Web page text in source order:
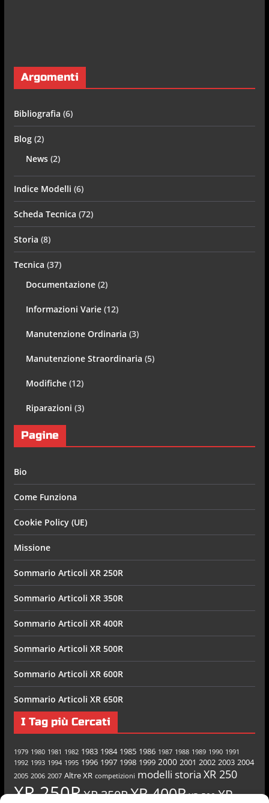
Argomenti
Bibliografia (6)
Blog(2)
News(2)
Indice Modelli (6)
Scheda Tecnica (72)
Storia (8)
Tecnica (37)
Documentazione(2)
Informazioni Varie(12)
Manutenzione Ordinaria (3)
Manutenzione Straordinaria (5)
Modifiche(12)
Riparazioni (3)
Pagine
Bio
Come Funziona
Cookie Policy (UE)
Missione
Sommario Articoli XR 250R
Sommario Articoli XR 350R
Sommario Articoli XR 400R
Sommario Articoli XR 500R
Sommario Articoli XR 600R
Sommario Articoli XR 650R
I Tag più Cercati
1979 1980 1981 1982 1983 1984 1985 1986 1987 1988 1989 1990 1991
1992 1993 1994 1995 1996 1997 1998 1999 2000 2001 2002 2003 2004
2005 2006 2007 Altre XR competizioni modelli storia XR 250
XR 250RXR 350RXR 400R XR 500 XR